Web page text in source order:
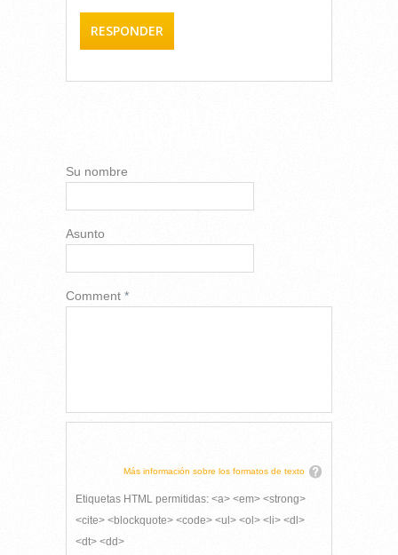
RESPONDER
Su nombre
Asunto
Comment *
Más información sobre los formatos de texto
Etiquetas HTML permitidas: <a> <em> <strong>
<cite> <blockquote> <code> <ul> <ol> <li> <dl>
<dt> <dd>